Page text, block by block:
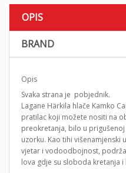
OPIS
BRAND
Opis
Svaka strana je pobjednik.
Lagane Härkila hlače Kamko
pratilac koji možete nositi na
preokretanja, bilo u
uzorku. Kao tihi
vjetar i vodoodbojnost,
lova gdje su sloboda kretanja i